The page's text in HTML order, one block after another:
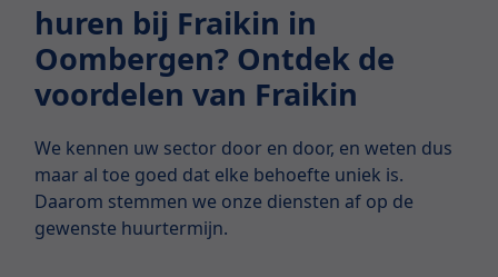
huren bij Fraikin in
Oombergen? Ontdek de
voordelen van Fraikin
We kennen uw sector door en door, en weten dus
maar al toe goed dat elke behoefte uniek is.
Daarom stemmen we onze diensten af op de
gewenste huurtermijn.